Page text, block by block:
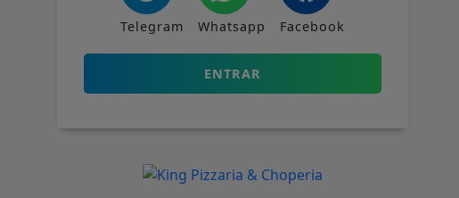
Telegram Whatsapp Facebook
ENTRAR